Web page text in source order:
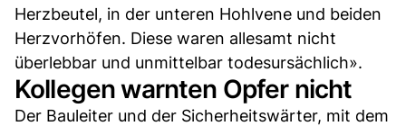
Herzbeutel, in der unteren Hohlvene und beiden
Herzvorhöfen. Diese waren allesamt nicht
überlebbar und unmittelbar todesursächlich».
Kollegen warnten Opfer nicht
Der Bauleiter und der Sicherheitswärter, mit dem